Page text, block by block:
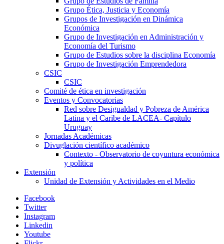
Grupo Ética, Justicia y Economía
Grupos de Investigación en Dinámica
Económica
Grupo de Investigación en Administración y
Economía del Turismo
Grupo de Estudios sobre la disciplina Economía
Grupo de Investigación Emprendedora
CSIC
CSIC
Comité de ética en investigación
Eventos y Convocatorias
Red sobre Desigualdad y Pobreza de América
Latina y el Caribe de LACEA- Capítulo
Uruguay
Jornadas Académicas
Divuglación científico académico
Contexto - Observatorio de coyuntura económica
y política
Extensión
Unidad de Extensión y Actividades en el Medio
Facebook
Twitter
Instagram
Linkedin
Youtube